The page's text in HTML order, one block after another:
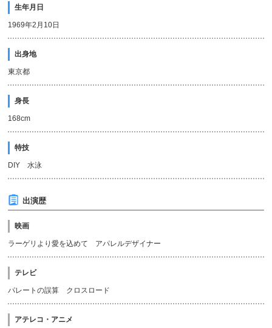
生年月日
1969年2月10日
出身地
東京都
身長
168cm
特技
DIY 水泳
出演歴
映画
ラーゲリより愛を込めて アパレルデザイナー
テレビ
パレートの誤算 クロスロード
アテレコ・アニメ